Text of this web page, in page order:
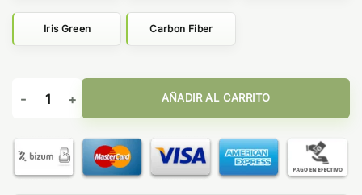
Iris Green Carbon Fiber
Voopoo Doric 60 Pro 2500mAh cantidad
AÑADIR AL CARRITO